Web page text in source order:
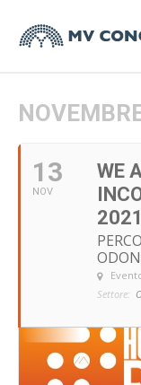
13
NOV
WE
2021
Settore: